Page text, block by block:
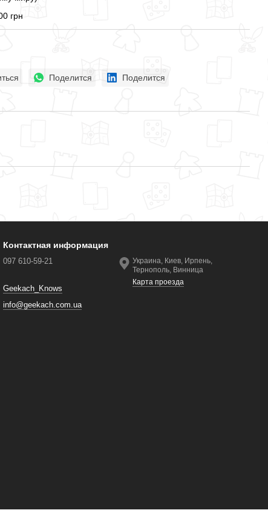
грн
Поделится Поделится
Контактная информация
097 610-59-21
Geekach_Knows
info@geekach.com.ua
Украина, Киев, Ирпень,
Тернополь, Винница
Карта проезда